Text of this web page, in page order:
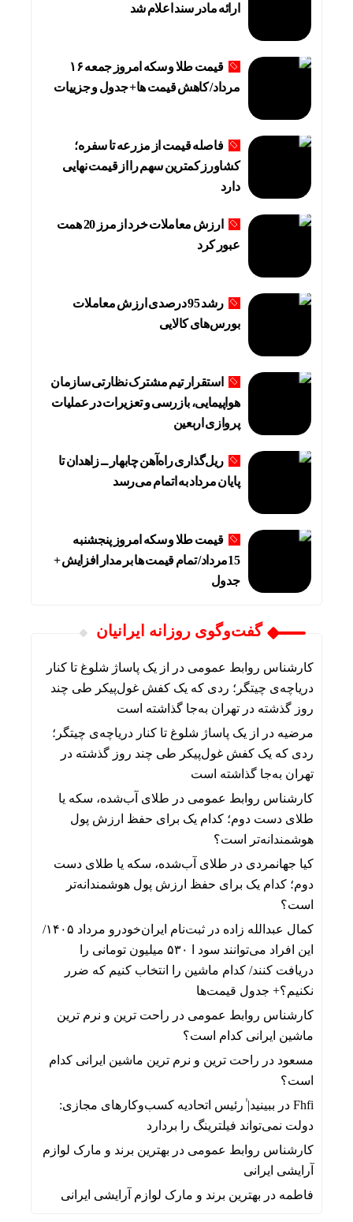
ارائه مادر سند اعلام شد
قیمت طلا و سکه امروز جمعه ۱۶
مرداد/ کاهش قیمت ها+ جدول و جزییات
فاصله قیمت از مزرعه تا سفره؛
کشاورز کمترین سهم را از قیمت نهایی
دارد
ارزش معاملات خرد از مرز 20 همت
عبور کرد
رشد 95 درصدی ارزش معاملات
بورس‌های کالایی
استقرار تیم مشترک نظارتی سازمان
هواپیمایی، بازرسی و تعزیرات در عملیات
پروازی اربعین
ریل‌گذاری راه‌آهن چابهار ــ زاهدان تا
پایان مرداد به اتمام می‌رسد
قیمت طلا و سکه امروز پنجشنبه
15مرداد/ تمام قیمت ها بر مدار افزایش +
جدول
گفت‌وگوی روزانه ایرانیان
کارشناس روابط عمومی در
از یک پاساژ شلوغ تا کنار
دریاچه‌ی چیتگر؛ ردی که یک کفش غول‌پیکر طی چند
روز گذشته در تهران به‌جا گذاشته است
مرضیه در
از یک پاساژ شلوغ تا کنار دریاچه‌ی چیتگر؛
ردی که یک کفش غول‌پیکر طی چند روز گذشته در
تهران به‌جا گذاشته است
کارشناس روابط عمومی در طلای آب‌شده، سکه یا
طلای دست دوم؛ کدام یک برای حفظ ارزش پول
هوشمندانه‌تر است؟
کیا جهانمردی در طلای آب‌شده، سکه یا طلای دست
دوم؛ کدام یک برای حفظ ارزش پول هوشمندانه‌تر
است؟
کمال عبدالله زاده در
ثبت‌نام ایران‌خودرو مرداد ۱۴۰۵/
این افراد می‌توانند سود ا ۵۳۰ میلیون تومانی را
دریافت کنند/ کدام ماشین را انتخاب کنیم که ضرر
نکنیم؟+ جدول قیمت‌ها
کارشناس روابط عمومی در راحت ترین و نرم ترین
ماشین ایرانی کدام است؟
مسعود در راحت ترین و نرم ترین ماشین ایرانی کدام
است؟
Fhfi در ببینید| ٰرئیس اتحادیه کسب‌وکارهای مجازی:
دولت نمی‌تواند فیلترینگ را بردارد
کارشناس روابط عمومی در بهترین برند و مارک لوازم
آرایشی ایرانی
فاطمه در بهترین برند و مارک لوازم آرایشی ایرانی